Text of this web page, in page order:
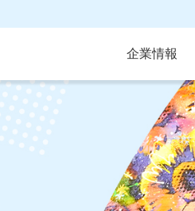
企業情報
社長メッセージ
グループ会社
内装事業
中途採用